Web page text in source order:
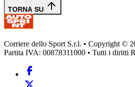
TORNA SU
Corriere dello Sport S.r.l. • Copyright ©
Partita IVA: 00878311000 • Tutti i diritti